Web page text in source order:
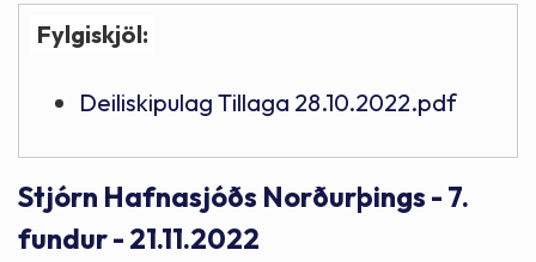
Fylgiskjöl:
Deiliskipulag Tillaga 28.10.2022.pdf
Stjórn Hafnasjóðs Norðurþings - 7.
fundur - 21.11.2022